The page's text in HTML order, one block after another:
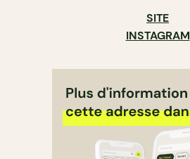
SITE
INSTAGRAM